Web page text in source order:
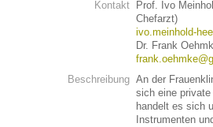
Kontakt
Prof. Ivo
Chefarzt)
ivo.meinhold-
Dr. Frank
Beschreibung An der
sich eine
handelt es sich
Instrumenten